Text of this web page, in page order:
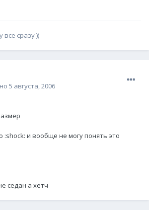
все сразу ))
5 августа, 2006
и вообще не могу понять это
седан а хетч